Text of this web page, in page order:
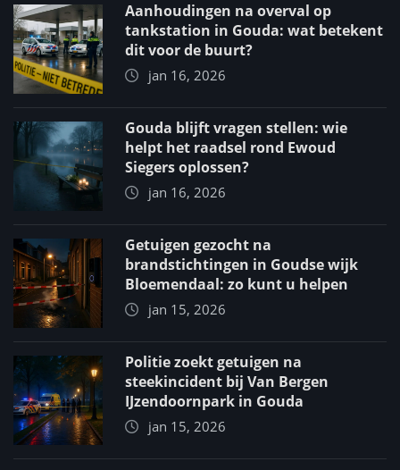
Aanhoudingen na overval op
tankstation in Gouda: wat betekent
dit voor de buurt?
jan 16, 2026
Gouda blijft vragen stellen: wie
helpt het raadsel rond Ewoud
Siegers oplossen?
jan 16, 2026
Getuigen gezocht na
brandstichtingen in Goudse wijk
Bloemendaal: zo kunt u helpen
jan 15, 2026
Politie zoekt getuigen na
steekincident bij Van Bergen
IJzendoornpark in Gouda
jan 15, 2026